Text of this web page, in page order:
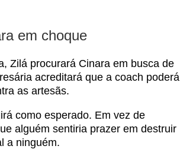
em choque
Zilá procurará Cinara em busca de
acreditará que a coach poderá
as artesãs.
como esperado. Em vez de
alguém sentiria prazer em destruir
a ninguém.